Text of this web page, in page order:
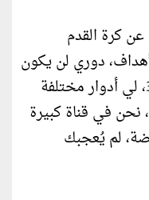
كرة القدم
دوري لن يكون
فقط الحديث عن 4-4-2 و4-3-3، لي أدوار مختلفة
نحن في قناة كبيرة
لم يُعجبك